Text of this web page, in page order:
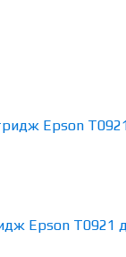
Epson T0921